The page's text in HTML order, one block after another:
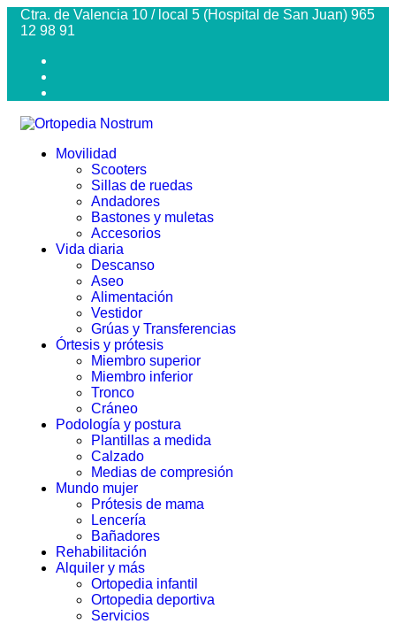
Ctra. de Valencia 10 / local 5 (Hospital de San Juan) 965
12 98 91
Movilidad
Scooters
Sillas de ruedas
Andadores
Bastones y muletas
Accesorios
Vida diaria
Descanso
Aseo
Alimentación
Vestidor
Grúas y Transferencias
Órtesis y prótesis
Miembro superior
Miembro inferior
Tronco
Cráneo
Podología y postura
Plantillas a medida
Calzado
Medias de compresión
Mundo mujer
Prótesis de mama
Lencería
Bañadores
Rehabilitación
Alquiler y más
Ortopedia infantil
Ortopedia deportiva
Servicios